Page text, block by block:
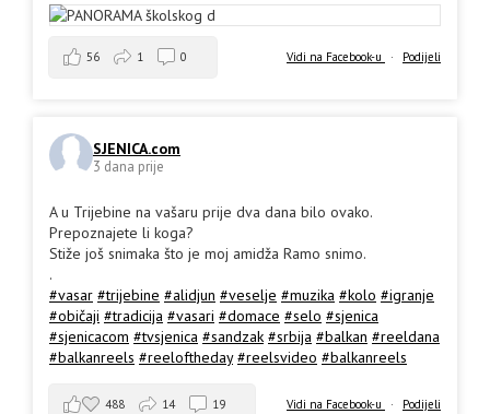
Vidi na Facebook-u · Podijeli
56 1 0
SJENICA.com
3 dana prije
A u Trijebine na vašaru prije dva dana bilo ovako.
Prepoznajete li koga?
Stiže još snimaka što je moj amidža Ramo snimo.
.
#vasar #trijebine #alidjun #veselje #muzika #kolo #igranje
#običaji #tradicija #vasari #domace #selo #sjenica
#sjenicacom #tvsjenica #sandzak #srbija #balkan #reeldana
#balkanreels #reeloftheday #reelsvideo #balkanreels
Vidi na Facebook-u · Podijeli
488 14 19